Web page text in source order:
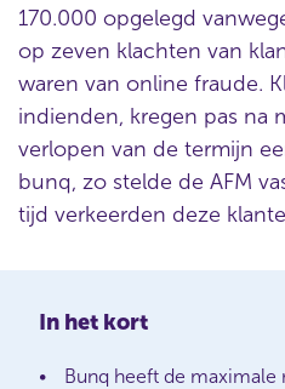
170.000 opgelegd
op zeven klachten van
waren van online fraude.
indienden, kregen pas na
verlopen van de termijn
bunq, zo stelde de AFM
tijd verkeerden deze
In het kort
Bunq heeft de